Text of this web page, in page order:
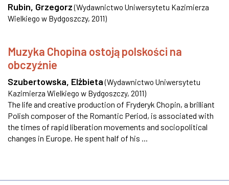
Rubin, Grzegorz (Wydawnictwo Uniwersytetu Kazimierza
Wielkiego w Bydgoszczy, 2011)
Muzyka Chopina ostoją polskości na
obczyźnie
Szubertowska, Elżbieta (Wydawnictwo Uniwersytetu
Kazimierza Wielkiego w Bydgoszczy, 2011)
The life and creative production of Fryderyk Chopin, a brilliant
Polish composer of the Romantic Period, is associated with
the times of rapid liberation movements and sociopolitical
changes in Europe. He spent half of his ...